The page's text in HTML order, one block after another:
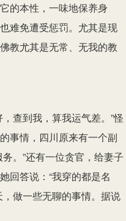
的本性，一味地保养身
难免遭受惩罚。尤其是现
教尤其是无常、无我的教
查到我，算我运气差。”怪
事情，四川原来有一个副
。”还有一位贪官，给妻子
回答说：“我穿的都是名
做一些无聊的事情。据说